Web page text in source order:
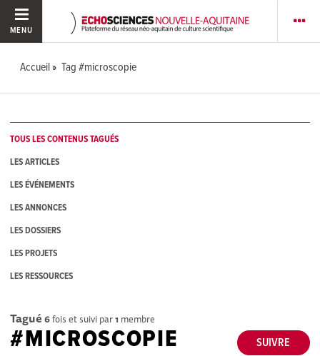
MENU
Accueil Tag #microscopie
TOUS LES CONTENUS TAGUÉS
LES ARTICLES
LES ÉVÉNEMENTS
LES ANNONCES
LES DOSSIERS
LES PROJETS
LES RESSOURCES
Tagué 6fois et suivi par1 membre
SUIVRE
#MICROSCOPIE